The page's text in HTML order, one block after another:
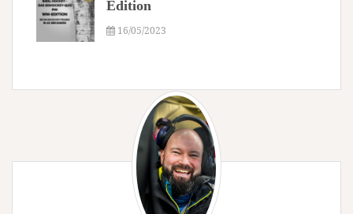
Edition
16/05/2023